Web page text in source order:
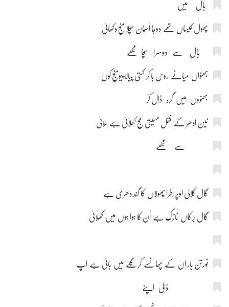
بال میں
پھول کیساں تھے دوجا اَسمان سچلا منج دِکھائی
بال سے دوسرا سچا مجھے
بھنواں میانے روس با کر کہتی پیالا پیومنج کوں
بھنووں میں گرہ ڈال کر
نین ادھر کے نقل مسیتی مج کھلائی ہے ملائی
سے مجھے
گال گلالی اوپر ّطرا پھولاں کا گند دھری ہے
گال برکاں نازک ہے اُن کا ہوا ہوں میں کھلائی
نورتن ہار اں کے پھانسے کر گلے میں بائی ہے اپ
ڈالی اپنے